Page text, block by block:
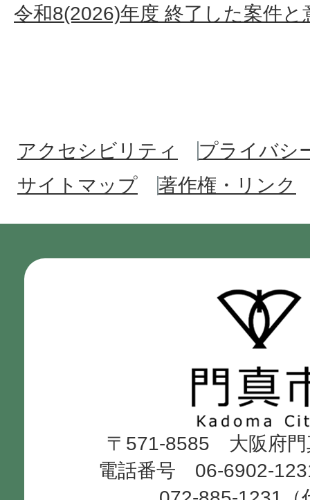
令和8(2026)年度 終了した案件と
アクセシビリティ
プライバシ
サイトマップ
著作権・リンク
市
Kadoma
City
〒571-8585 大阪府門
電話番号 06-6902-